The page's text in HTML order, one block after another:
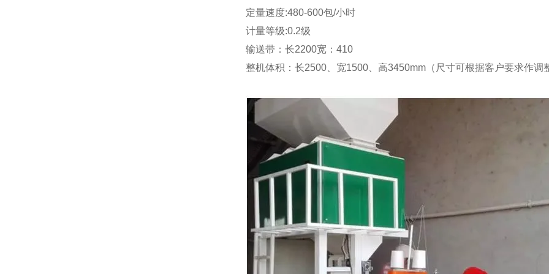
定量速度:480-600包/小时
计量等级:0.2级
输送带：长2200宽：410
整机体积：长2500、宽1500、高3450mm（尺寸可根据客户要求作调